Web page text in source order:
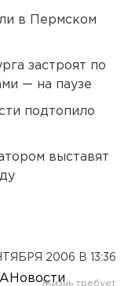
в Пермском
застроят по
— на паузе
подтопило
выставят
2006 В 13:36